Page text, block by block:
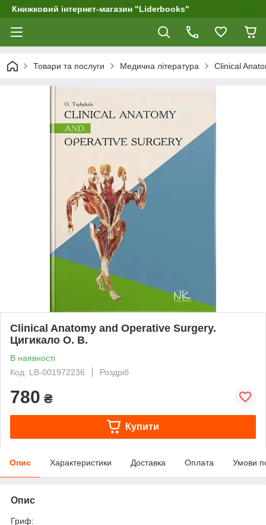
Книжковий інтернет-магазин "Liderbooks"
Товари та послуги Медична література Clinical
Clinical Anatomy and Operative Surgery.
Цигикало О. В.
В наявності
Код: LB-001972236
Роздріб
780 ₴
Купити
Опис Характеристики Доставка Оплата Умови
Опис
Гриф: